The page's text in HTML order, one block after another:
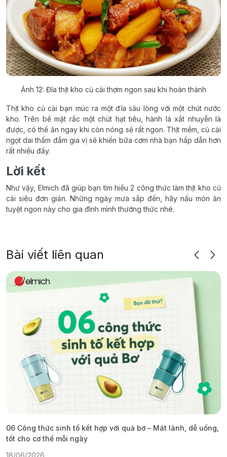
Ảnh 12: Đĩa thịt kho củ cải thơm ngon sau khi hoàn thành
Thịt kho củ cải bạn múc ra một đĩa sâu lòng với một chút nước
kho. Trên bề mặt rắc một chút hạt tiêu, hành lá xắt nhuyễn là
được, có thể ăn ngay khi còn nóng sẽ rất ngon. Thịt mềm, củ cải
ngọt dai thấm đẫm gia vị sẽ khiến bữa cơm nhà bạn hấp dẫn hơn
rất nhiều đấy.
Lời kết
Như vậy, Elmich đã giúp bạn tìm hiểu 2 công thức làm thịt kho củ
cải siêu đơn giản. Những ngày mưa sắp đến, hãy nấu món ăn
tuyệt ngon này cho gia đình mình thưởng thức nhé.
Bài viết liên quan
06 Công thức sinh tố kết hợp với quả bơ – Mát lành, dễ uống,
tốt cho cơ thể mỗi ngày
18/06/2026